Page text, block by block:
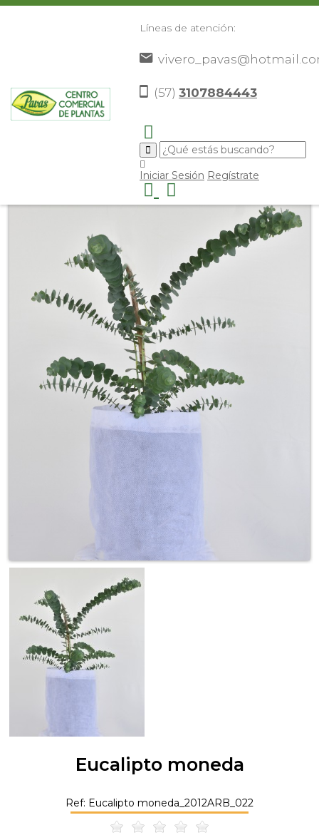
Líneas de atención:
(57) 3107884443
Iniciar Sesión Regístrate
Árboles Ornamentales>Eucalipto
Eucalipto moneda
Ref: Eucalipto moneda_2012ARB_022